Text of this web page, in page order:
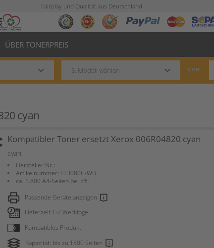
Fairplay und Qualität aus Deutschland
ÜBER TONERPREIS
keyboard_arrow_down keyboard_arrow_down oder
cyan
Kompatibler Toner ersetzt Xerox 006R04820 cyan
cyan
Hersteller Nr.:
Artikelnummer: LT3080C-WB
ca. 1.800 A4-Seiten bei 5%
Passende Geräte anzeigen
Lieferzeit 1-2 Werktage
Kompatibles Produkt
Kapazität: bis zu 1800 Seiten